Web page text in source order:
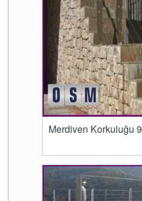
Merdiven Korkuluğu 9